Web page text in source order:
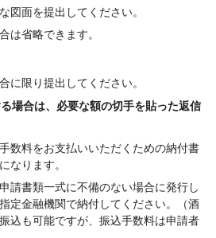
図面を提出してください。
は省略できます。
に限り提出してください。
場合は、必要な額の切手を貼った返信
数料をお支払いいただくための納付書
なります。
請書類一式に不備のない場合に発行し
定金融機関で納付してください。（酒
込も可能ですが、振込手数料は申請者